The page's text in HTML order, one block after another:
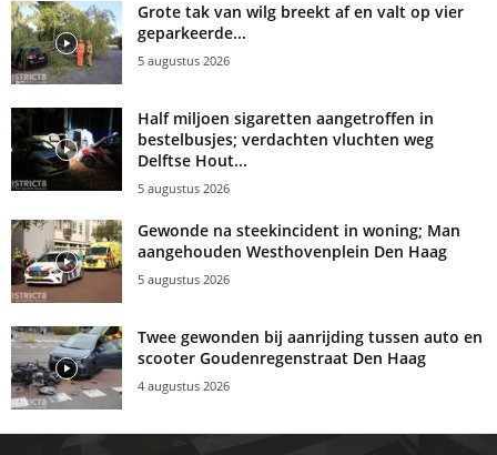
Grote tak van wilg breekt af en valt op vier
geparkeerde...
5 augustus 2026
Half miljoen sigaretten aangetroffen in
bestelbusjes; verdachten vluchten weg
Delftse Hout...
5 augustus 2026
Gewonde na steekincident in woning; Man
aangehouden Westhovenplein Den Haag
5 augustus 2026
Twee gewonden bij aanrijding tussen auto en
scooter Goudenregenstraat Den Haag
4 augustus 2026